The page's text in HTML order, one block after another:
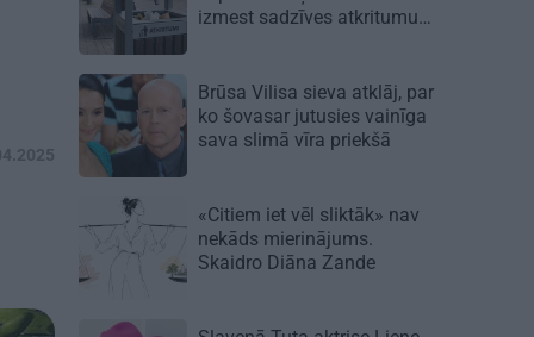
izmest sadzīves atkritumu
Brūsa Vilisa sieva atklāj, par
ko šovasar jutusies vainīga
sava slimā vīra priekšā
«Citiem iet vēl sliktāk» nav
nekāds mierinājums.
Skaidro Diāna Zande